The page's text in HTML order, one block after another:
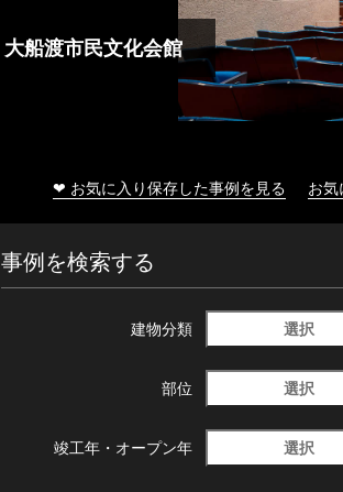
大船渡市民文化会館
❤ お気に入り保存した事例を見る お
事例を検索する
建物分類 選択
部位 選択
竣工年・ オープン年 選択